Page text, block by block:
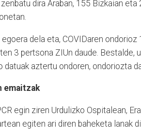
dira Araban, 155 Bizkaian
dela eta, COVIDaren
3 pertsona ZIUn daude.
datuak aztertu ondoren, ondoriozta
emaitzak
egin ziren Urdulizko Ospitalean,
egiten ari diren baheketa lanak